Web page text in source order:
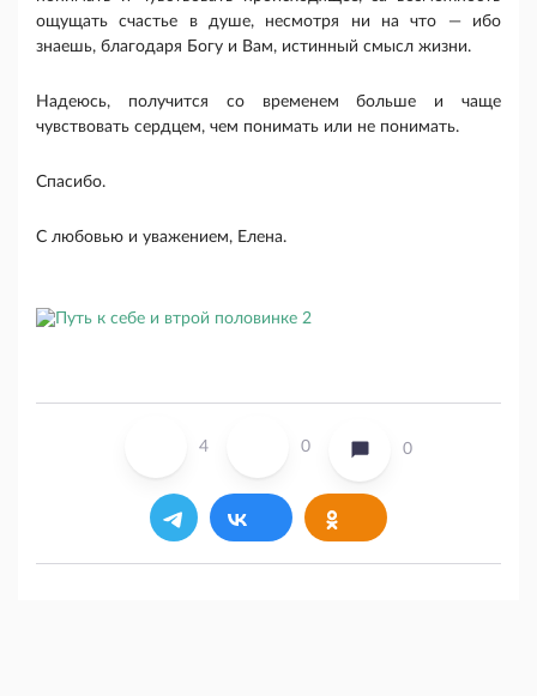
ощущать счастье в душе, несмотря ни на что — ибо
знаешь, благодаря Богу и Вам, истинный смысл жизни.
Надеюсь, получится со временем больше и чаще
чувствовать сердцем, чем понимать или не понимать.
Спасибо.
С любовью и уважением, Елена.
4 0 0